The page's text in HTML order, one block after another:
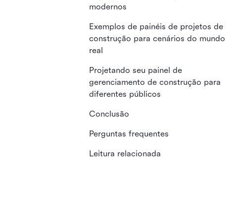
modernos
Exemplos de painéis de projetos de
construção para cenários do mundo
real
Projetando seu painel de
gerenciamento de construção para
diferentes públicos
Conclusão
Perguntas frequentes
Leitura relacionada